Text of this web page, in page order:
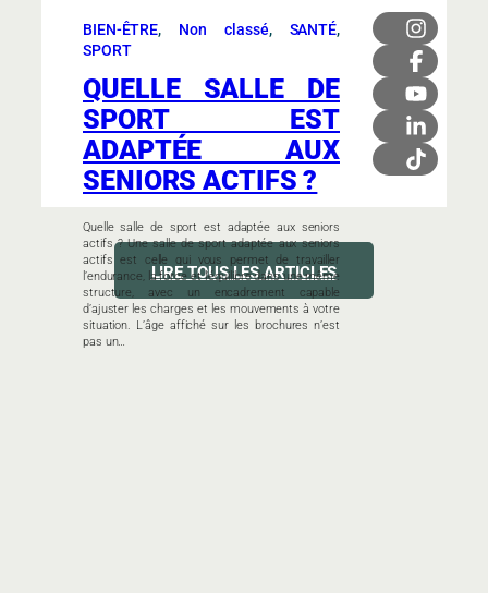
BIEN-ÊTRE, Non classé, SANTÉ
SPORT
QUELLE SALLE DE
SPORT EST
ADAPTÉE AUX
SENIORS ACTIFS ?
Quelle salle de sport est adaptée aux seniors
actifs ? Une salle de sport adaptée aux seniors
actifs est celle qui vous permet de travailler
l’endurance, la force et l’équilibre dans une même
structure, avec un encadrement capable
d’ajuster les charges et les mouvements à votre
situation. L’âge affiché sur les brochures n’est
pas un…
LIRE TOUS LES ARTICLES